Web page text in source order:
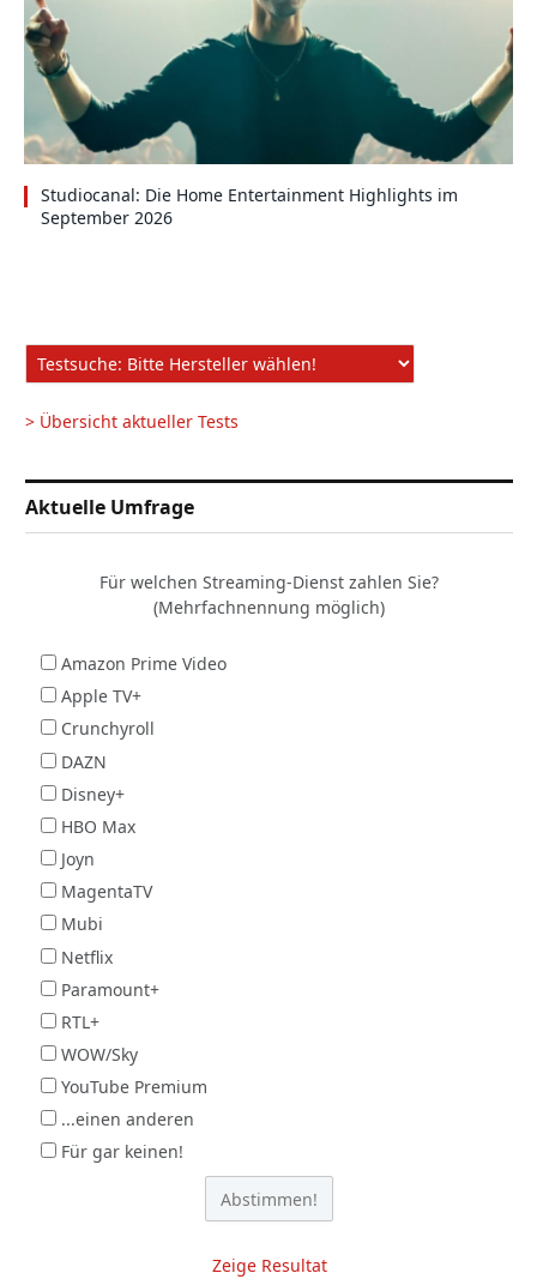
Studiocanal: Die Home Entertainment Highlights im
September 2026
> Übersicht aktueller Tests
Aktuelle Umfrage
Für welchen Streaming-Dienst zahlen Sie?
(Mehrfachnennung möglich)
Amazon Prime Video
Apple TV+
Crunchyroll
DAZN
Disney+
HBO Max
Joyn
MagentaTV
Mubi
Netflix
Paramount+
RTL+
WOW/Sky
YouTube Premium
...einen anderen
Für gar keinen!
Zeige Resultat